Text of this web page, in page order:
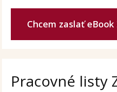
Chcem zaslať eBook
Pracovné listy